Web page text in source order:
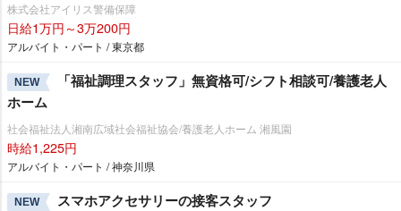
株式会社アイリス警備保障
日給1万円～3万200円
アルバイト・パート / 東京都
NEW
「福祉調理スタッフ」無資格可/シフト相談可/養護老人
ホーム
社会福祉法人湘南広域社会福祉協会/養護老人ホーム 湘風園
時給1,225円
アルバイト・パート / 神奈川県
NEW スマホアクセサリーの接客スタッフ